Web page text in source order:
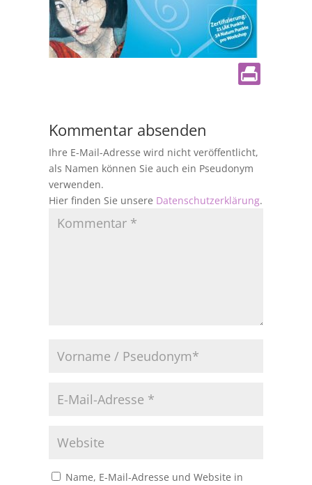
Kommentar absenden
Ihre E-Mail-Adresse wird nicht veröffentlicht,
als Namen können Sie auch ein Pseudonym
verwenden.
Hier finden Sie unsere Datenschutzerklärung.
Name, E-Mail-Adresse und Website in